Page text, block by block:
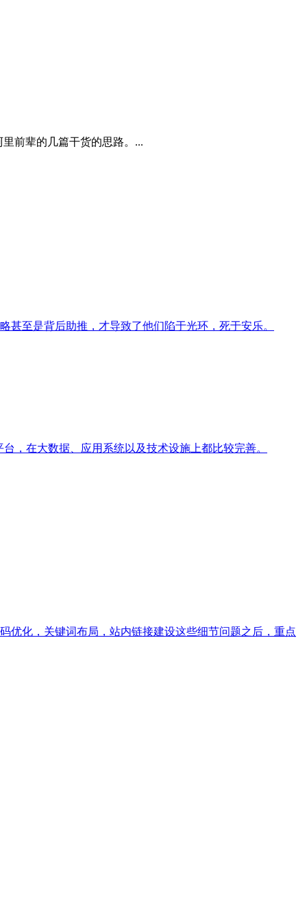
前辈的几篇干货的思路。...
至是背后助推，才导致了他们陷于光环，死于安乐。
在大数据、应用系统以及技术设施上都比较完善。
化，关键词布局，站内链接建设这些细节问题之后，重点